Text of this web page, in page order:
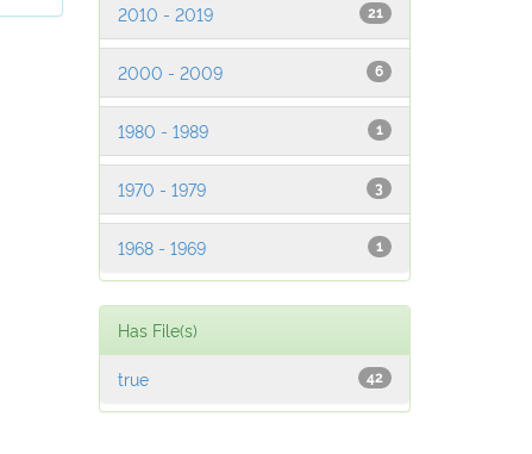
21
2010 - 2019
6
2000 - 2009
1
1980 - 1989
3
1970 - 1979
1
1968 - 1969
Has File(s)
42
true